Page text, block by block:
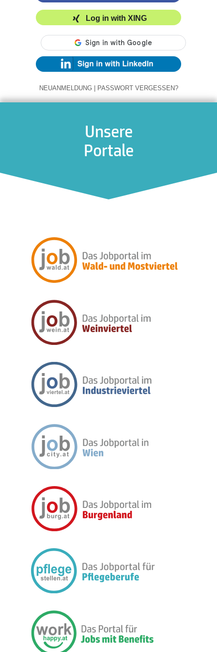
Log in with XING
NEUANMELDUNG | PASSWORT VERGESSEN?
Unsere
Portale